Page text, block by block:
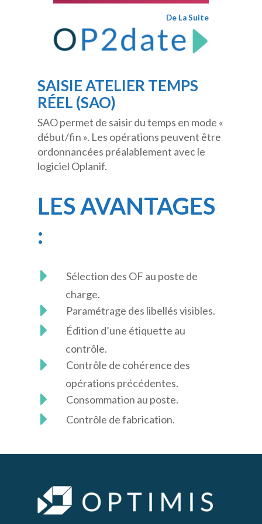
De La Suite
SAISIE ATELIER TEMPS
RÉEL (SAO)
SAO permet de saisir du temps en mode «
début/fin ». Les opérations peuvent être
ordonnancées préalablement avec le
logiciel Oplanif.
LES AVANTAGES
:
Sélection des OF au poste de
charge.
Paramétrage des libellés visibles.
Édition d’une étiquette au
contrôle.
Contrôle de cohérence des
opérations précédentes.
Consommation au poste.
Contrôle de fabrication.